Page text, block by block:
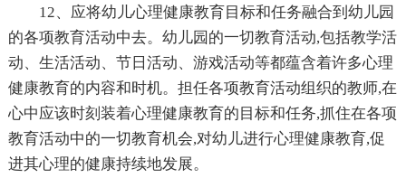
12、应将幼儿心理健康教育目标和任务融合到幼儿园
的各项教育活动中去。幼儿园的一切教育活动,包括教学活
动、生活活动、节日活动、游戏活动等都蕴含着许多心理
健康教育的内容和时机。担任各项教育活动组织的教师,在
心中应该时刻装着心理健康教育的目标和任务,抓住在各项
教育活动中的一切教育机会,对幼儿进行心理健康教育,促
进其心理的健康持续地发展。